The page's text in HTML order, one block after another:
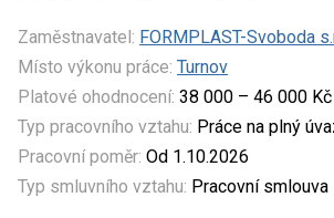
Zaměstnavatel: FORMPLAST-Svoboda
Místo výkonu práce: Turnov
Platové ohodnocení: 38 000 – 46 000
Typ pracovního vztahu: Práce na plný
Pracovní poměr: Od 1.10.2026
Typ smluvního vztahu: Pracovní smlouva